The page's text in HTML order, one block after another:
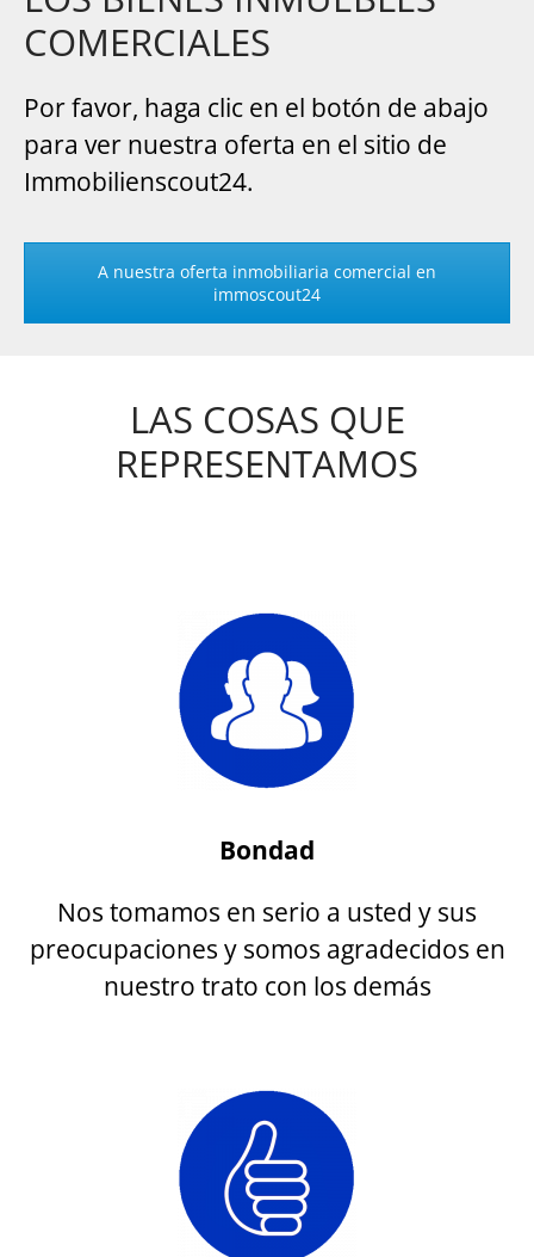
COMERCIALES
Por favor, haga clic en el botón de abajo
para ver nuestra oferta en el sitio de
Immobilienscout24.
A nuestra oferta inmobiliaria comercial en
immoscout24
LAS COSAS QUE
REPRESENTAMOS
Bondad
Nos tomamos en serio a usted y sus
preocupaciones y somos agradecidos en
nuestro trato con los demás